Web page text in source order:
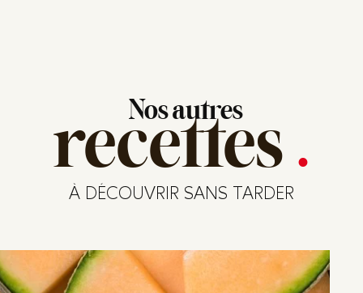
Nos autres
recettes .
À DÉCOUVRIR SANS TARDER